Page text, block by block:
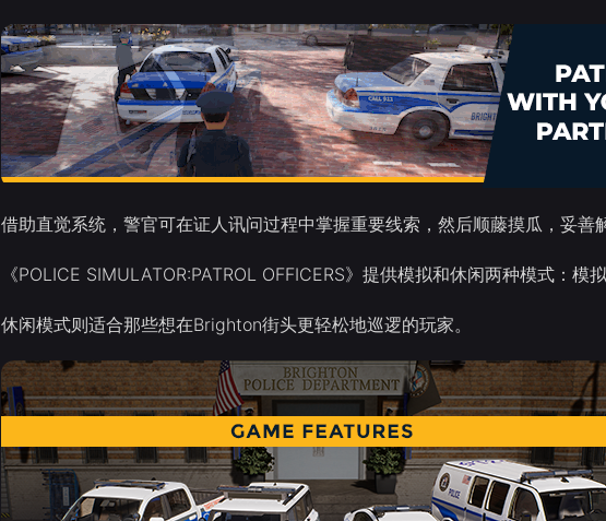
借助直觉系统，警官可在证人讯问过程中掌握重要线索，然后顺藤摸瓜，妥善
《POLICE SIMULATOR:PATROL OFFICERS》提供模拟和休闲两种模式：
休闲模式则适合那些想在Brighton街头更轻松地巡逻的玩家。